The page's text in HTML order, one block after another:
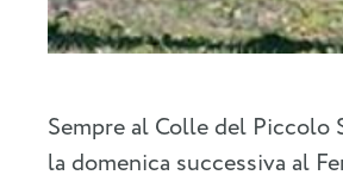
Sempre al Colle del Piccolo
la domenica successiva al